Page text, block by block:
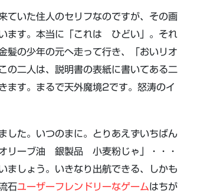
ていた住人のセリフなのですが、その画
ます。本当に「これは ひどい」。それ
髪の少年の元へ走って行き、「おいリオ
の二人は、説明書の表紙に書いてある二
ます。まるで天外魔境2です。怒涛のイ
した。いつのまに。とりあえずいちばん
リーブ油 銀製品 小麦粉じゃ」・・・
ましょう。いきなり出航できる、しかも
石ユーザーフレンドリーなゲームはちが